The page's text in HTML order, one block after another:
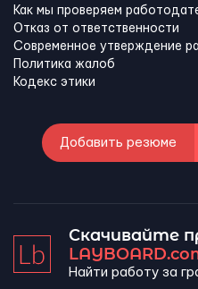
Как мы проверяем
Отказ от ответственности
Современное утверждение
Политика жалоб
Кодекс этики
Добавить резюме
Скачивайте
Найти работу за